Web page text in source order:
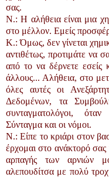
σας.
N.: H αλήθεια είναι μια
στο μέλλον. Εμείς
K.: Όμως, δεν γίνεται
αντιθέτως, προτιμάτε να
από το να δέρνετε εσείς
άλλους... Αλήθεια, στο
όλες αυτές οι
Δεδομένων, τα
συνταγματολόγοι,
Σύνταγμα και οι νόμοι.
N.: Είπε το κριάρι στον
έρχομαι στο ανάκτορό
αρπαγής των αρνιών
αλεπουδίτσα με πολύ